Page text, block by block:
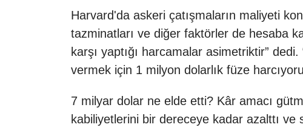
Harvard'da askeri çatışmaların maliyeti
tazminatları ve diğer faktörler de hesaba
karşı yaptığı harcamalar asimetriktir”
vermek için 1 milyon dolarlık füze
7 milyar dolar ne elde etti? Kâr amacı
kabiliyetlerini bir dereceye kadar azalttı ve